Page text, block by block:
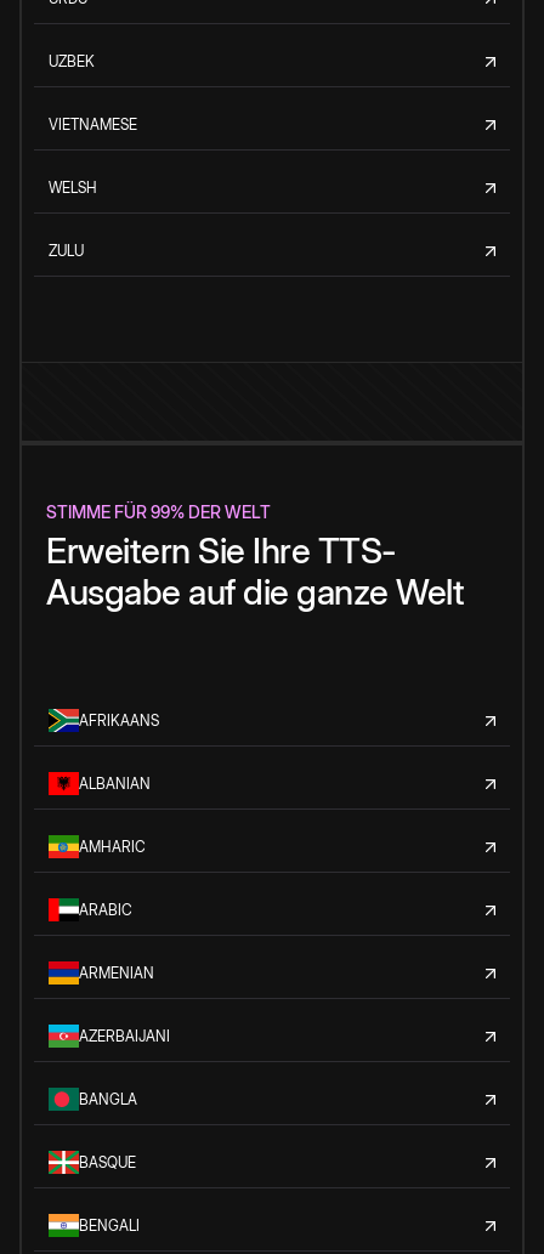
UZBEK
VIETNAMESE
WELSH
ZULU
STIMME FÜR 99% DER WELT
Erweitern Sie Ihre TTS-
Ausgabe auf die ganze Welt
AFRIKAANS
ALBANIAN
AMHARIC
ARABIC
ARMENIAN
AZERBAIJANI
BANGLA
BASQUE
BENGALI